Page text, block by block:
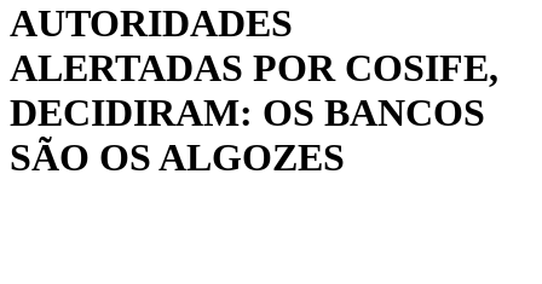
AUTORIDADES
ALERTADAS POR COSIFE,
DECIDIRAM: OS BANCOS
SÃO OS ALGOZES